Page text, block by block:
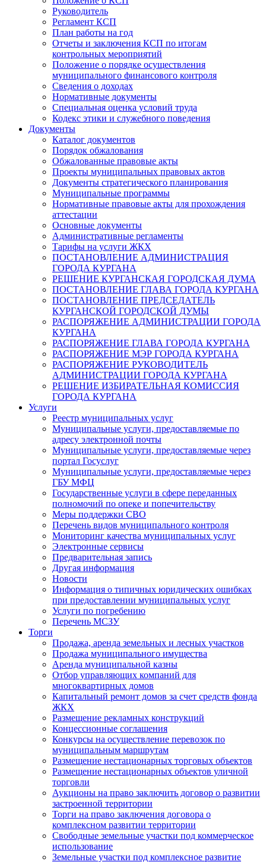
Руководитель
Регламент КСП
План работы на год
Отчеты и заключения КСП по итогам
контрольных мероприятий
Положение о порядке осуществления
муниципального финансового контроля
Сведения о доходах
Нормативные документы
Специальная оценка условий труда
Кодекс этики и служебного поведения
Документы
Каталог документов
Порядок обжалования
Обжалованные правовые акты
Проекты муниципальных правовых актов
Документы стратегического планирования
Муниципальные программы
Нормативные правовые акты для прохождения
аттестации
Основные документы
Административные регламенты
Тарифы на услуги ЖКХ
ПОСТАНОВЛЕНИЕ АДМИНИСТРАЦИЯ
ГОРОДА КУРГАНА
РЕШЕНИЕ КУРГАНСКАЯ ГОРОДСКАЯ ДУМА
ПОСТАНОВЛЕНИЕ ГЛАВА ГОРОДА КУРГАНА
ПОСТАНОВЛЕНИЕ ПРЕДСЕДАТЕЛЬ
КУРГАНСКОЙ ГОРОДСКОЙ ДУМЫ
РАСПОРЯЖЕНИЕ АДМИНИСТРАЦИИ ГОРОДА
КУРГАНА
РАСПОРЯЖЕНИЕ ГЛАВА ГОРОДА КУРГАНА
РАСПОРЯЖЕНИЕ МЭР ГОРОДА КУРГАНА
РАСПОРЯЖЕНИЕ РУКОВОДИТЕЛЬ
АДМИНИСТРАЦИИ ГОРОДА КУРГАНА
РЕШЕНИЕ ИЗБИРАТЕЛЬНАЯ КОМИССИЯ
ГОРОДА КУРГАНА
Услуги
Реестр муниципальных услуг
Муниципальные услуги, предоставляемые по
адресу электронной почты
Муниципальные услуги, предоставляемые через
портал Госуслуг
Муниципальные услуги, предоставляемые через
ГБУ МФЦ
Государственные услуги в сфере переданных
полномочий по опеке и попечительству
Меры поддержки СВО
Перечень видов муниципального контроля
Мониторинг качества муниципальных услуг
Электронные сервисы
Предварительная запись
Другая информация
Новости
Информация о типичных юридических ошибках
при предоставлении муниципальных услуг
Услуги по погребению
Перечень МСЗУ
Торги
Продажа, аренда земельных и лесных участков
Продажа муниципального имущества
Аренда муниципальной казны
Отбор управляющих компаний для
многоквартирных домов
Капитальный ремонт домов за счет средств фонда
ЖКХ
Размещение рекламных конструкций
Концессионные соглашения
Конкурсы на осуществление перевозок по
муниципальным маршрутам
Размещение нестационарных торговых объектов
Размещение нестационарных объектов уличной
торговли
Аукционы на право заключить договор о развитии
застроенной территории
Торги на право заключения договора о
комплексном развитии территории
Свободные земельные участки под коммерческое
использование
Земельные участки под комплексное развитие